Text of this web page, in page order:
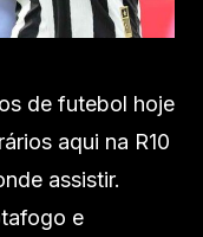
de futebol hoje
aqui na R10
assistir.
e